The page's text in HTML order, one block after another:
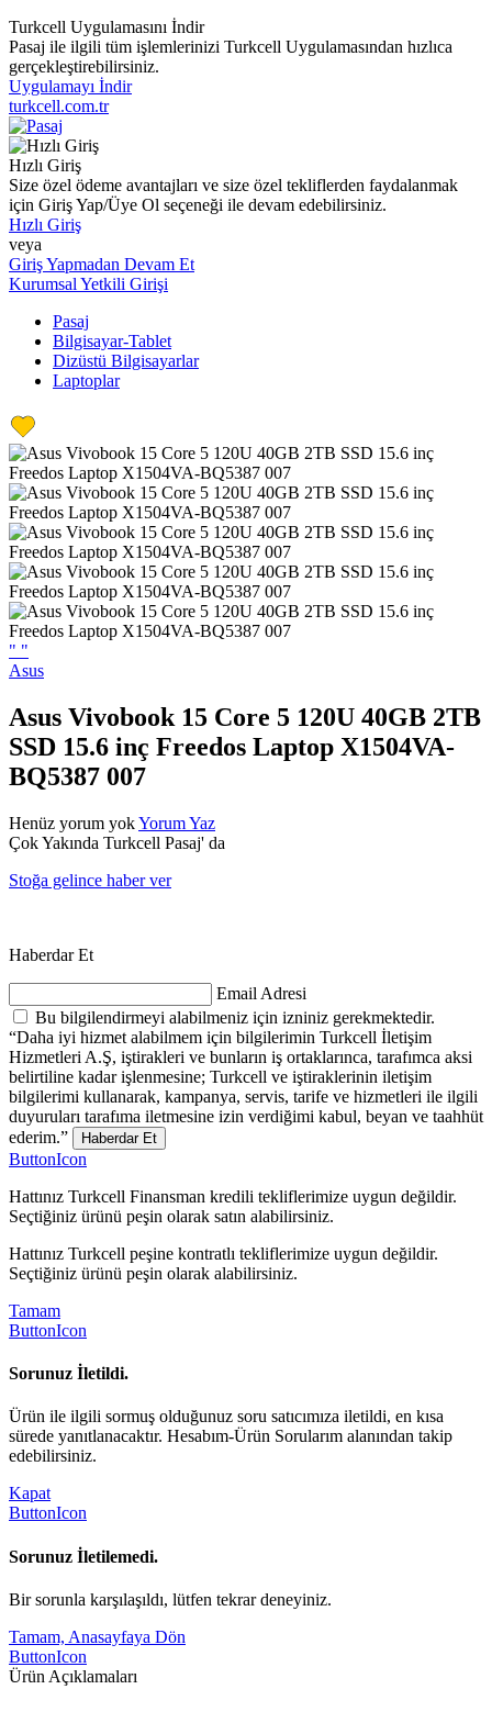
Turkcell Uygulamasını İndir
Pasaj ile ilgili tüm işlemlerinizi Turkcell Uygulamasından hızlıca
gerçekleştirebilirsiniz.
Uygulamayı İndir
turkcell.com.tr
Hızlı Giriş
Size özel ödeme avantajları ve size özel tekliflerden faydalanmak
için Giriş Yap/Üye Ol seçeneği ile devam edebilirsiniz.
Hızlı Giriş
veya
Giriş Yapmadan Devam Et
Kurumsal Yetkili Girişi
Pasaj
Bilgisayar-Tablet
Dizüstü Bilgisayarlar
Laptoplar
" "
Asus
Asus Vivobook 15 Core 5 120U 40GB 2TB
SSD 15.6 inç Freedos Laptop X1504VA-
BQ5387 007
Henüz yorum yokYorum Yaz
Çok Yakında Turkcell Pasaj' da
Stoğa gelince haber ver
Haberdar Et
Email Adresi
Bu bilgilendirmeyi alabilmeniz için izniniz gerekmektedir.
“Daha iyi hizmet alabilmem için bilgilerimin Turkcell İletişim
Hizmetleri A.Ş, iştirakleri ve bunların iş ortaklarınca, tarafımca aksi
belirtiline kadar işlenmesine; Turkcell ve iştiraklerinin iletişim
bilgilerimi kullanarak, kampanya, servis, tarife ve hizmetleri ile ilgili
duyuruları tarafıma iletmesine izin verdiğimi kabul, beyan ve taahhüt
ederim.”
Haberdar Et
ButtonIcon
Hattınız Turkcell Finansman kredili tekliflerimize uygun değildir.
Seçtiğiniz ürünü peşin olarak satın alabilirsiniz.
Hattınız Turkcell peşine kontratlı tekliflerimize uygun değildir.
Seçtiğiniz ürünü peşin olarak alabilirsiniz.
Tamam
ButtonIcon
Sorunuz İletildi.
Ürün ile ilgili sormuş olduğunuz soru satıcımıza iletildi, en kısa
sürede yanıtlanacaktır. Hesabım-Ürün Sorularım alanından takip
edebilirsiniz.
Kapat
ButtonIcon
Sorunuz İletilemedi.
Bir sorunla karşılaşıldı, lütfen tekrar deneyiniz.
Tamam, Anasayfaya Dön
ButtonIcon
Ürün Açıklamaları